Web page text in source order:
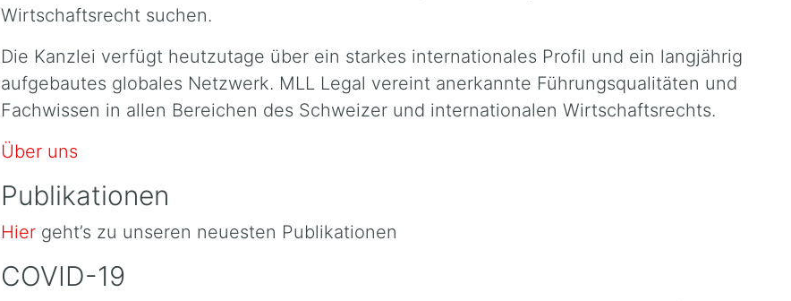
Wirtschaftsrecht suchen.
Die Kanzlei verfügt heutzutage über ein starkes internationales Profil und ein langjährig
aufgebautes globales Netzwerk. MLL Legal vereint anerkannte Führungsqualitäten und
Fachwissen in allen Bereichen des Schweizer und internationalen Wirtschaftsrechts.
Über uns
Publikationen
Hier geht’s zu unseren neuesten Publikationen
COVID-19